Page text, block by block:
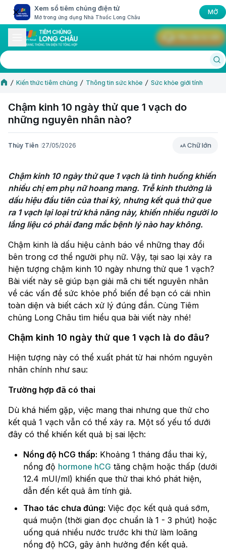
Xem sổ tiêm chủng điện tử
Mở trong ứng dụng Nhà Thuốc Long Châu
MỞ
Kiến thức tiêm chủng Thông tin sức khỏe Sức khỏe giới tính
Chậm kinh 10 ngày thử que 1 vạch do
những nguyên nhân nào?
Thủy Tiên 27/05/2026 Chữ lớn
Chữ lớn
Chậm kinh 10 ngày thử que 1 vạch là tình huống khiến
nhiều chị em phụ nữ hoang mang. Trễ kinh thường là
dấu hiệu đầu tiên của thai kỳ, nhưng kết quả thử que
ra 1 vạch lại loại trừ khả năng này, khiến nhiều người lo
lắng liệu có phải đang mắc bệnh lý nào hay không.
Chậm kinh là dấu hiệu cảnh báo về những thay đổi
bên trong cơ thể người phụ nữ. Vậy, tại sao lại xảy ra
hiện tượng chậm kinh 10 ngày nhưng thử que 1 vạch?
Bài viết này sẽ giúp bạn giải mã chi tiết nguyên nhân
về các vấn đề sức khỏe phổ biến để bạn có cái nhìn
toàn diện và biết cách xử lý đúng đắn. Cùng Tiêm
chủng Long Châu tìm hiểu qua bài viết này nhé!
Chậm kinh 10 ngày thử que 1 vạch là do đâu?
Hiện tượng này có thể xuất phát từ hai nhóm nguyên
nhân chính như sau:
Trường hợp đã có thai
Dù khá hiếm gặp, việc mang thai nhưng que thử cho
kết quả 1 vạch vẫn có thể xảy ra. Một số yếu tố dưới
đây có thể khiến kết quả bị sai lệch:
Nồng độ hCG thấp: Khoảng 1 tháng đầu thai kỳ,
nồng độ hormone hCG tăng chậm hoặc thấp (dưới
12.4 mUI/ml) khiến que thử thai khó phát hiện,
dẫn đến kết quả âm tính giả.
Thao tác chưa đúng: Việc đọc kết quả quá sớm,
quá muộn (thời gian đọc chuẩn là 1 - 3 phút) hoặc
uống quá nhiều nước trước khi thử làm loãng
nồng độ hCG, gây ảnh hưởng đến kết quả.